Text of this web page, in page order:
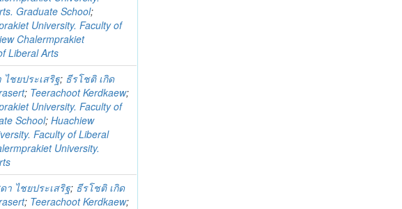
Graduate School;
University. Faculty of
Chalermprakiet
Liberal Arts
ชยประเสริฐ; ธีรโชติ เกิด
; Teerachoot Kerdkaew;
University. Faculty of
School;Huachiew
Faculty of Liberal
University.
า ไชยประเสริฐ; ธีรโชติ เกิด
; Teerachoot Kerdkaew;